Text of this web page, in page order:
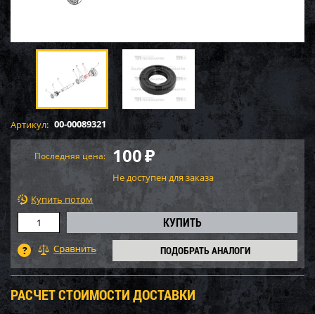
Артикул: 00-00089321
Последняя цена: 100₽
Не доступен для заказа
Купить потом
ПОДОБРАТЬ АНАЛОГИ
РАСЧЕТ СТОИМОСТИ ДОСТАВКИ